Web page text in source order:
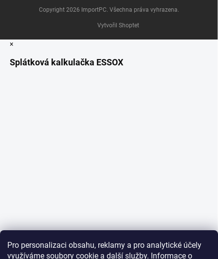
Pro personalizaci obsahu, reklamy a pro analytické účely
využíváme soubory cookie a další služby. Informace o
Vytvořil Shoptet
Copyright 2026 ImportPC. Všechna práva vyhrazena.
×
Splátková kalkulačka ESSOX